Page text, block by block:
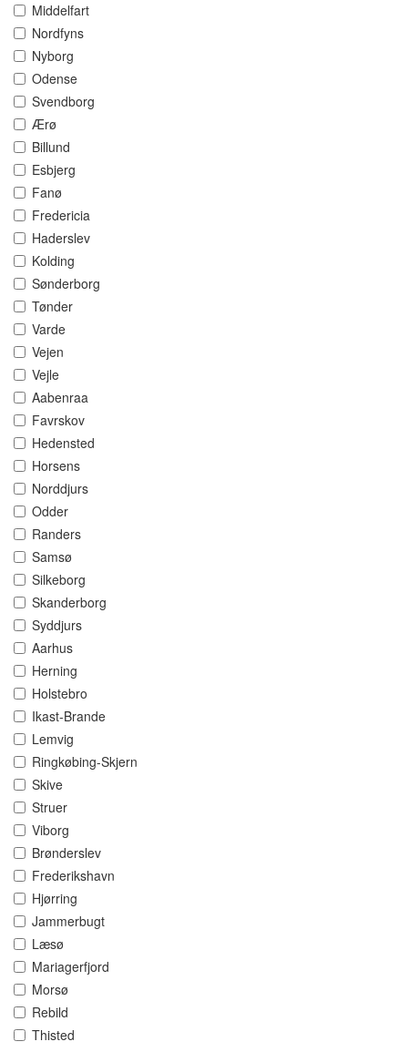
Middelfart
Nordfyns
Nyborg
Odense
Svendborg
Ærø
Billund
Esbjerg
Fanø
Fredericia
Haderslev
Kolding
Sønderborg
Tønder
Varde
Vejen
Vejle
Aabenraa
Favrskov
Hedensted
Horsens
Norddjurs
Odder
Randers
Samsø
Silkeborg
Skanderborg
Syddjurs
Aarhus
Herning
Holstebro
Ikast-Brande
Lemvig
Ringkøbing-Skjern
Skive
Struer
Viborg
Brønderslev
Frederikshavn
Hjørring
Jammerbugt
Læsø
Mariagerfjord
Morsø
Rebild
Thisted